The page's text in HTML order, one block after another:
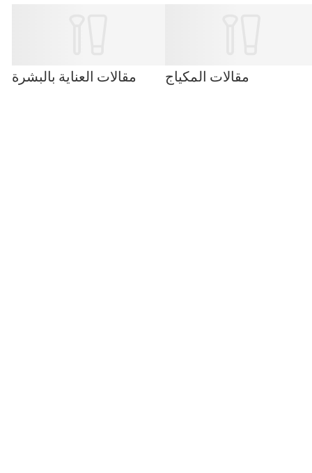
مقالات العناية بالبشرة مقالات المكياج